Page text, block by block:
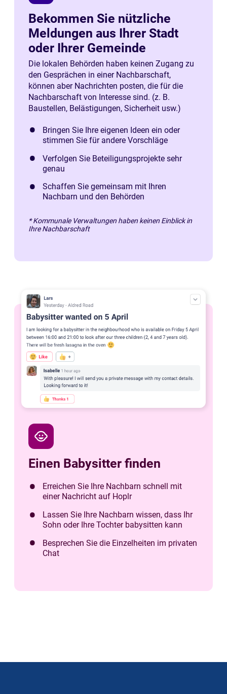
Bekommen Sie nützliche
Meldungen aus Ihrer Stadt
oder Ihrer Gemeinde
Die lokalen Behörden haben keinen Zugang zu
den Gesprächen in einer Nachbarschaft,
können aber Nachrichten posten, die für die
Nachbarschaft von Interesse sind. (z. B.
Baustellen, Belästigungen, Sicherheit usw.)
Bringen Sie Ihre eigenen Ideen ein oder
stimmen Sie für andere Vorschläge
Verfolgen Sie Beteiligungsprojekte sehr
genau
Schaffen Sie gemeinsam mit Ihren
Nachbarn und den Behörden
* Kommunale Verwaltungen haben keinen Einblick in
Ihre Nachbarschaft
child_care
Einen Babysitter finden
Erreichen Sie Ihre Nachbarn schnell mit
einer Nachricht auf Hoplr
Lassen Sie Ihre Nachbarn wissen, dass Ihr
Sohn oder Ihre Tochter babysitten kann
Besprechen Sie die Einzelheiten im privaten
Chat